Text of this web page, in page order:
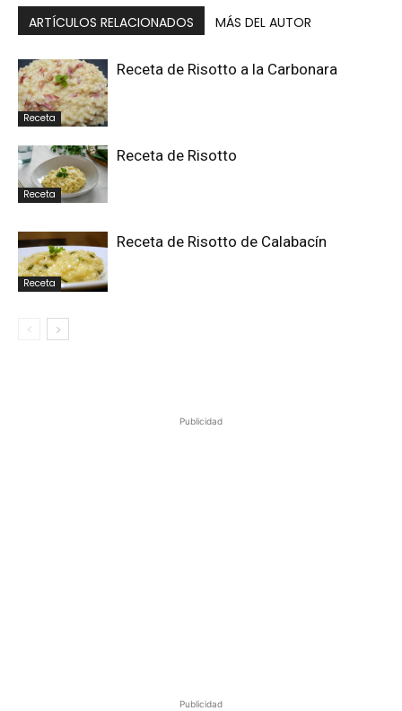
ARTÍCULOS RELACIONADOS MÁS DEL AUTOR
Receta
Receta de Risotto a la Carbonara
Receta
Receta de Risotto
Receta
Receta de Risotto de Calabacín
Publicidad
Publicidad